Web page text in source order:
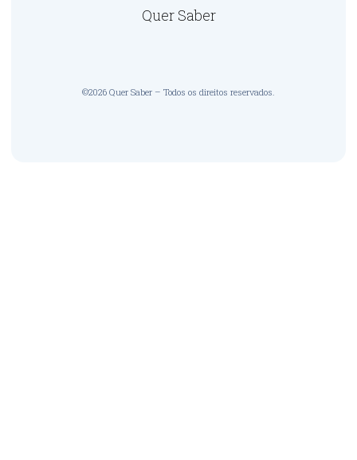
Quer Saber
©2026 Quer Saber – Todos os direitos reservados.